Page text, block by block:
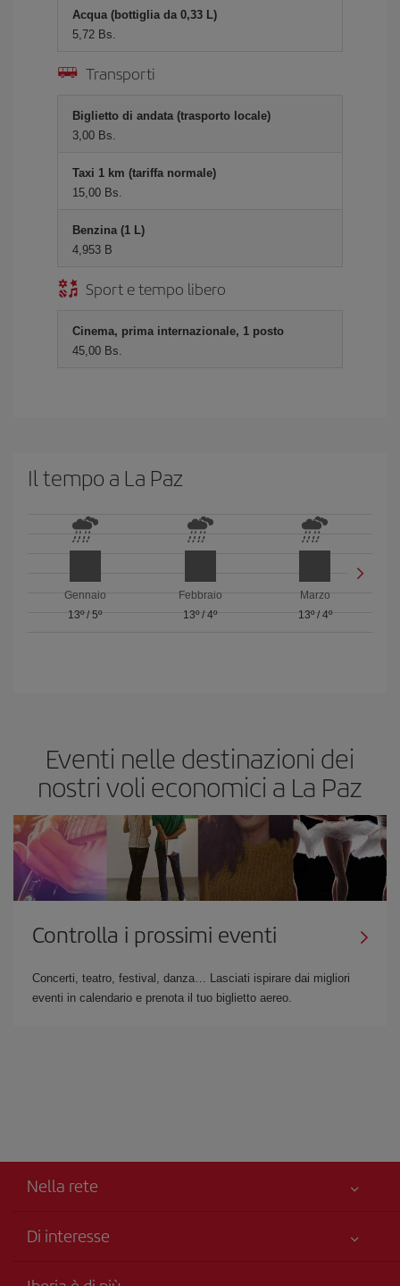
Acqua (bottiglia da 0,33 L)
5,72 Bs.
Transporti
Biglietto di andata (trasporto locale)
3,00 Bs.
Taxi 1 km (tariffa normale)
15,00 Bs.
Benzina (1 L)
4,953 B
Sport e tempo libero
Cinema, prima internazionale, 1 posto
45,00 Bs.
Il tempo a La Paz
Gennaio
13º/5º
Febbraio
13º/ 4º
Marzo
13º/ 4º
Eventi nelle destinazioni dei
nostri voli economici a La Paz
Controlla i prossimi eventi
Concerti, teatro, festival, danza… Lasciati ispirare dai migliori
eventi in calendario e prenota il tuo biglietto aereo.
Nella rete
Di interesse